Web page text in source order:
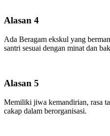
Alasan 4
Ada Beragam ekskul yang
santri sesuai dengan minat dan
Alasan 5
Memiliki jiwa kemandirian, rasa
cakap dalam berorganisasi.